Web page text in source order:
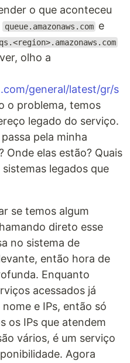
o que aconteceu
queue.amazonaws.com e
olho a
general/latest/gr/s
o problema, temos
legado do serviço.
pela minha
Onde elas estão? Quais
legados que
se temos algum
direto esse
no sistema de
então hora de
Enquanto
acessados já
e IPs, então só
os IPs que atendem
vários, é um serviço
Agora